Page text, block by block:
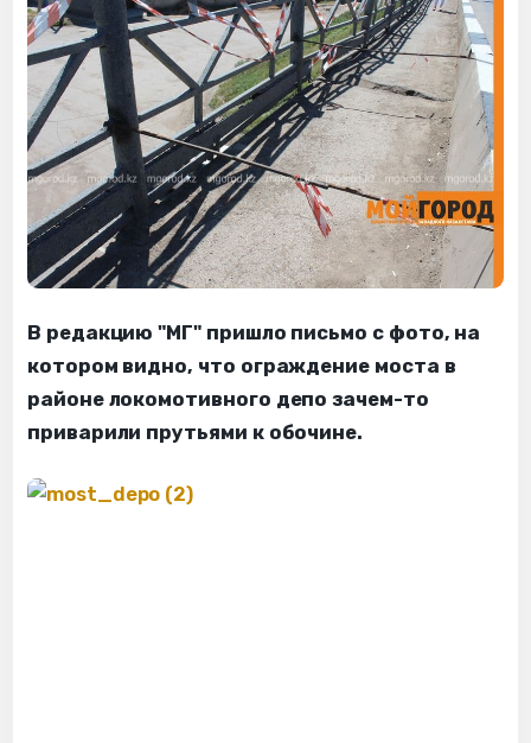
В редакцию "МГ" пришло письмо с фото, на
котором видно, что ограждение моста в
районе локомотивного депо зачем-то
приварили прутьями к обочине.